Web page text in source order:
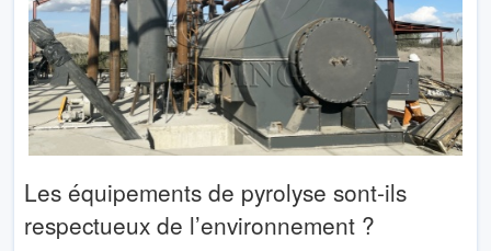
Les équipements de pyrolyse sont-ils
respectueux de l’environnement ?